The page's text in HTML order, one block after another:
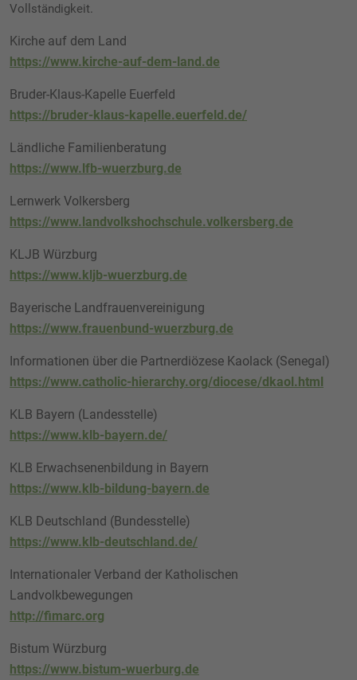
Vollständigkeit.
Kirche auf dem Land
https://www.kirche-auf-dem-land.de
Bruder-Klaus-Kapelle Euerfeld
https://bruder-klaus-kapelle.euerfeld.de/
Ländliche Familienberatung
https://www.lfb-wuerzburg.de
Lernwerk Volkersberg
https://www.landvolkshochschule.volkersberg.de
KLJB Würzburg
https://www.kljb-wuerzburg.de
Bayerische Landfrauenvereinigung
https://www.frauenbund-wuerzburg.de
Informationen über die Partnerdiözese Kaolack (Senegal)
https://www.catholic-hierarchy.org/diocese/dkaol.html
KLB Bayern (Landesstelle)
https://www.klb-bayern.de/
KLB Erwachsenenbildung in Bayern
https://www.klb-bildung-bayern.de
KLB Deutschland (Bundesstelle)
https://www.klb-deutschland.de/
Internationaler Verband der Katholischen
Landvolkbewegungen
http://fimarc.org
Bistum Würzburg
https://www.bistum-wuerburg.de